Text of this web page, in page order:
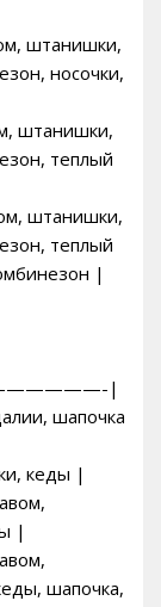
штанишки,
носочки,
штанишки,
теплый
штанишки,
теплый
|
|
шапочка
кеды |
|
шапочка,